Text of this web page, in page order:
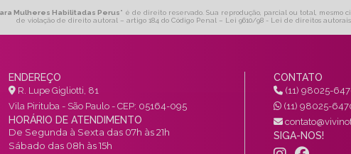
Mulheres Habilitadas Perus" é de direito reservado. Sua reprodução, parcial ou total, mesmo
de violação de direito autoral – artigo 184 do Código Penal – Lei 9610/98 - Lei de direitos autorais.
ENDEREÇO
R. Lupe Gigliotti, 81
Vila Pirituba - São Paulo - CEP: 05164-095
HORÁRIO DE ATENDIMENTO
De Segunda à Sexta das 07h às 21h
Sábado das 08h às 15h
CONTATO
(11) 98025-
(11) 98025-
SIGA-NOS!